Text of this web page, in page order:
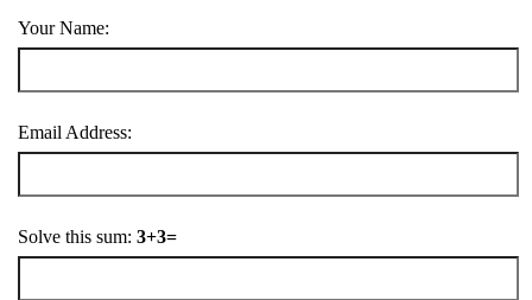
Your Name:
Email Address:
Solve this sum: 3+3=